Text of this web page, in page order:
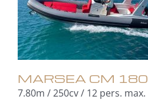
MARSEA CM 180
7.80m / 250cv / 12 pers. max.